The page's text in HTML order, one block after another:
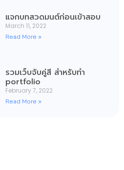
แจกบทสวดมนต์ก่อนเข้าสอบ
March 11, 2022
Read More »
รวมเว็บจับคู่สี สำหรับทำ
portfolio
February 7, 2022
Read More »